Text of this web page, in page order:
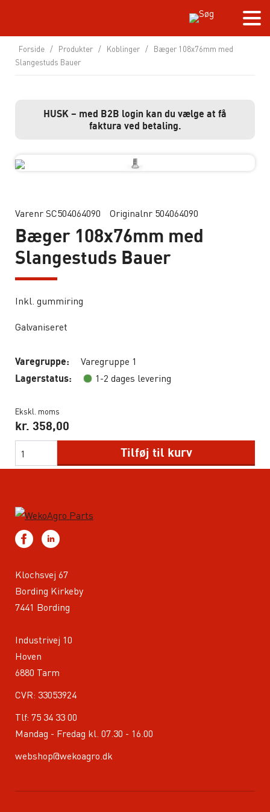
Forside / Produkter / Koblinger / Bæger 108x76mm med
Slangestuds Bauer
HUSK – med B2B login kan du vælge at få
faktura ved betaling.
Varenr SC504064090 Originalnr 504064090
Bæger 108x76mm med
Slangestuds Bauer
Inkl. gummiring
Galvaniseret
Varegruppe: Varegruppe 1
Lagerstatus: 1-2 dages levering
Ekskl. moms
kr. 358,00
Tilføj til kurv
Klochsvej 67
Bording Kirkeby
7441 Bording
Industrivej 10
Hoven
6880 Tarm
CVR: 33053924
Tlf: 75 34 33 00
Mandag - Fredag kl. 07.30 - 16.00
webshop@wekoagro.dk